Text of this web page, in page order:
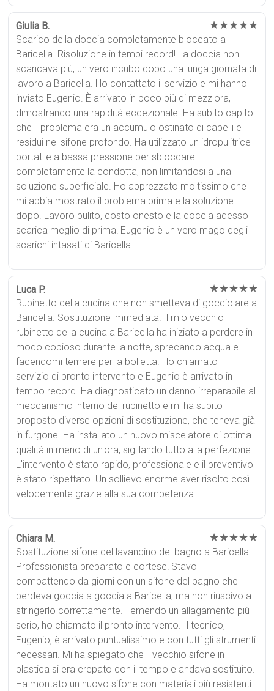
Giulia B. ★★★★★
Scarico della doccia completamente bloccato a
Baricella. Risoluzione in tempi record! La doccia non
scaricava più, un vero incubo dopo una lunga giornata di
lavoro a Baricella. Ho contattato il servizio e mi hanno
inviato Eugenio. È arrivato in poco più di mezz'ora,
dimostrando una rapidità eccezionale. Ha subito capito
che il problema era un accumulo ostinato di capelli e
residui nel sifone profondo. Ha utilizzato un idropulitrice
portatile a bassa pressione per sbloccare
completamente la condotta, non limitandosi a una
soluzione superficiale. Ho apprezzato moltissimo che
mi abbia mostrato il problema prima e la soluzione
dopo. Lavoro pulito, costo onesto e la doccia adesso
scarica meglio di prima! Eugenio è un vero mago degli
scarichi intasati di Baricella.
Luca P. ★★★★★
Rubinetto della cucina che non smetteva di gocciolare a
Baricella. Sostituzione immediata! Il mio vecchio
rubinetto della cucina a Baricella ha iniziato a perdere in
modo copioso durante la notte, sprecando acqua e
facendomi temere per la bolletta. Ho chiamato il
servizio di pronto intervento e Eugenio è arrivato in
tempo record. Ha diagnosticato un danno irreparabile al
meccanismo interno del rubinetto e mi ha subito
proposto diverse opzioni di sostituzione, che teneva già
in furgone. Ha installato un nuovo miscelatore di ottima
qualità in meno di un'ora, sigillando tutto alla perfezione.
L'intervento è stato rapido, professionale e il preventivo
è stato rispettato. Un sollievo enorme aver risolto così
velocemente grazie alla sua competenza.
Chiara M. ★★★★★
Sostituzione sifone del lavandino del bagno a Baricella.
Professionista preparato e cortese! Stavo
combattendo da giorni con un sifone del bagno che
perdeva goccia a goccia a Baricella, ma non riuscivo a
stringerlo correttamente. Temendo un allagamento più
serio, ho chiamato il pronto intervento. Il tecnico,
Eugenio, è arrivato puntualissimo e con tutti gli strumenti
necessari. Mi ha spiegato che il vecchio sifone in
plastica si era crepato con il tempo e andava sostituito.
Ha montato un nuovo sifone con materiali più resistenti